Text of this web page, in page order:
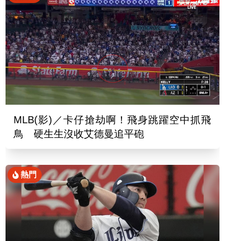
MLB(影)／卡仔搶劫啊！飛身跳躍空中抓飛
鳥 硬生生沒收艾德曼追平砲
熱門